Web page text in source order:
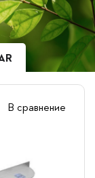
В сравнение